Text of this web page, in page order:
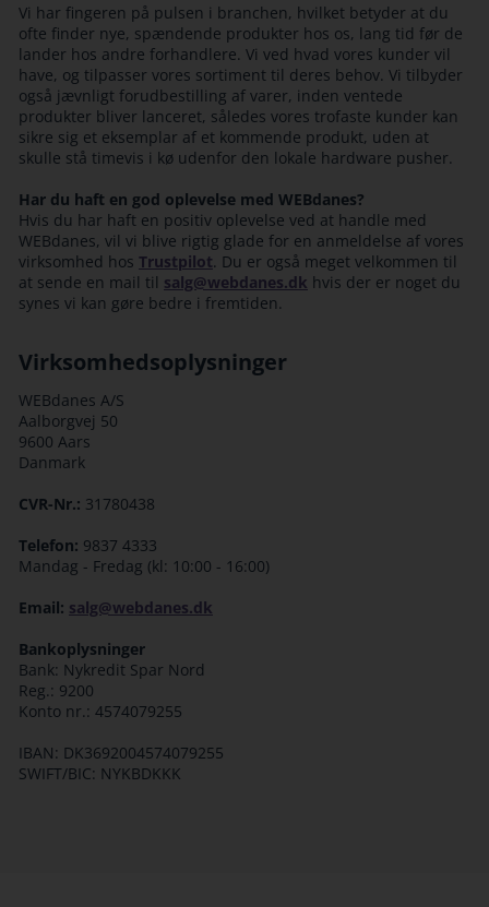
Vi har fingeren på pulsen i branchen, hvilket betyder at du
ofte finder nye, spændende produkter hos os, lang tid før de
lander hos andre forhandlere. Vi ved hvad vores kunder vil
have, og tilpasser vores sortiment til deres behov. Vi tilbyder
også jævnligt forudbestilling af varer, inden ventede
produkter bliver lanceret, således vores trofaste kunder kan
sikre sig et eksemplar af et kommende produkt, uden at
skulle stå timevis i kø udenfor den lokale hardware pusher.
Har du haft en god oplevelse med WEBdanes?
Hvis du har haft en positiv oplevelse ved at handle med
WEBdanes, vil vi blive rigtig glade for en anmeldelse af vores
virksomhed hos Trustpilot. Du er også meget velkommen til
at sende en mail til salg@webdanes.dk hvis der er noget du
synes vi kan gøre bedre i fremtiden.
Virksomhedsoplysninger
WEBdanes A/S
Aalborgvej 50
9600 Aars
Danmark
CVR-Nr.: 31780438
Telefon: 9837 4333
Mandag - Fredag (kl: 10:00 - 16:00)
Email: salg@webdanes.dk
Bankoplysninger
Bank: Nykredit Spar Nord
Reg.: 9200
Konto nr.: 4574079255
IBAN: DK3692004574079255
SWIFT/BIC: NYKBDKKK